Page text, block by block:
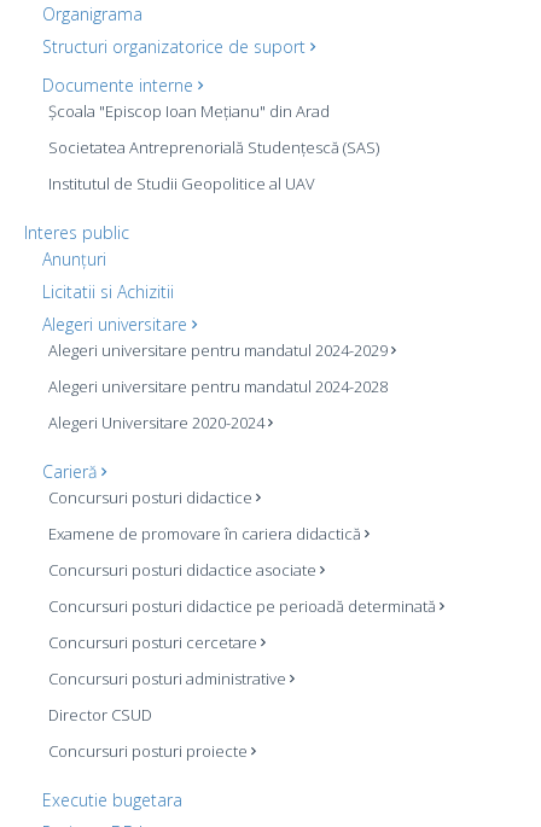
Organigrama
Structuri organizatorice de suport
Documente interne
Școala "Episcop Ioan Mețianu" din Arad
Societatea Antreprenorială Studențescă (SAS)
Institutul de Studii Geopolitice al UAV
Interes public
Anunțuri
Licitatii si Achizitii
Alegeri universitare
Alegeri universitare pentru mandatul 2024-2029
Alegeri universitare pentru mandatul 2024-2028
Alegeri Universitare 2020-2024
Carieră
Concursuri posturi didactice
Examene de promovare în cariera didactică
Concursuri posturi didactice asociate
Concursuri posturi didactice pe perioadă determinată
Concursuri posturi cercetare
Concursuri posturi administrative
Director CSUD
Concursuri posturi proiecte
Executie bugetara